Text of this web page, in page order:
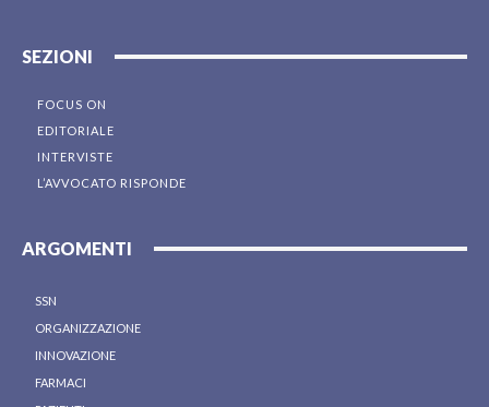
SEZIONI
FOCUS ON
EDITORIALE
INTERVISTE
L’AVVOCATO RISPONDE
ARGOMENTI
SSN
ORGANIZZAZIONE
INNOVAZIONE
FARMACI